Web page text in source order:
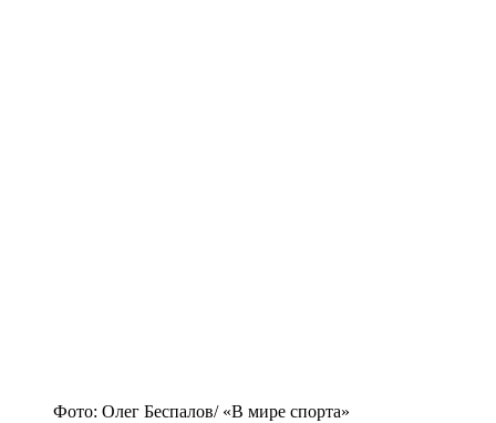
Фото: Олег Беспалов/ «В мире спорта»